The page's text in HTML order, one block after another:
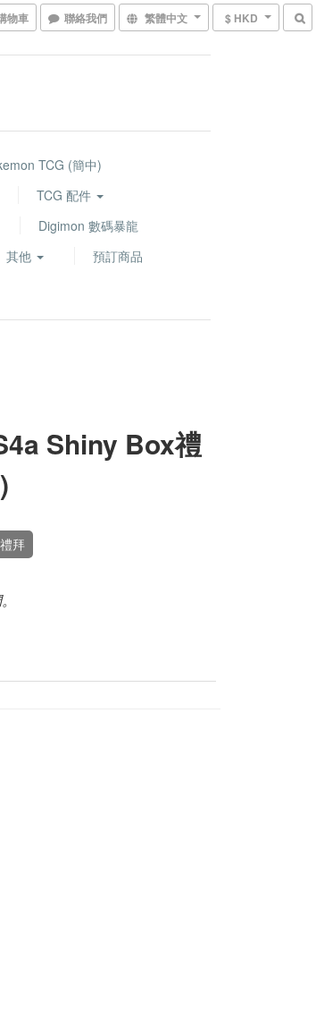
物車 聯絡我們 繁體中文 $ HKD
TCG (簡中)
TCG 配件
Digimon 數碼暴龍
其他
預訂商品
Shiny Box禮
拜